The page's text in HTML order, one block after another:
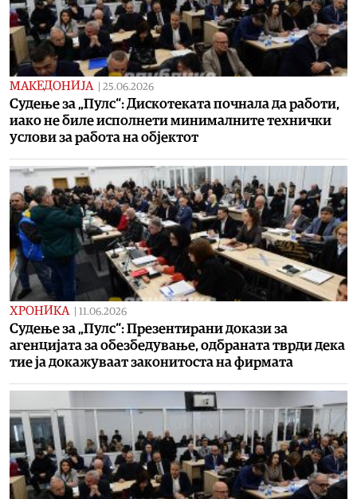
МАКЕДОНИЈА 25.06.2026
Судење за „Пулс“: Дискотеката почнала да работи,
иако не биле исполнети минималните технички
услови за работа на објектот
ХРОНИКА 11.06.2026
Судење за „Пулс“: Презентирани докази за
агенцијата за обезбедување, одбраната тврди дека
тие ја докажуваат законитоста на фирмата